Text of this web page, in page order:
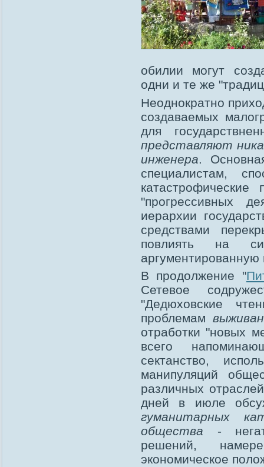
обилии могут
одни и те же
Неоднократно
создаваемых
для
представляют
инженера.
специалистам,
катастрофические
"прогрессивных
иерархии
средствами
повлиять на
аргументированную
В продолжение "
Сетевое
"Дедюховские
проблемам
отработки "новых
всего
сектанство,
манипуляций
различных
дней в июле
гуманитарных
общества -
решений,
экономическое